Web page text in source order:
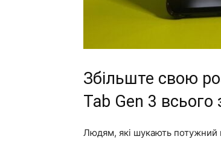
Збільште свою
Tab Gen 3
Людям, які шукають потужний